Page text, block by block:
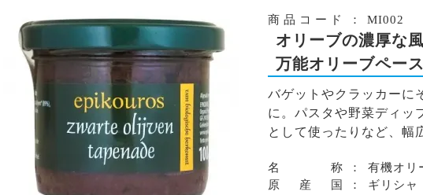
商品コー ド ： MI002
オリーブの濃厚な
万能オリーブペース
バゲットやクラッカーに
に。パスタや野菜ディッ
として使ったりなど、幅
名 称 ：
有機オリ
原産
国 ：
ギリシャ